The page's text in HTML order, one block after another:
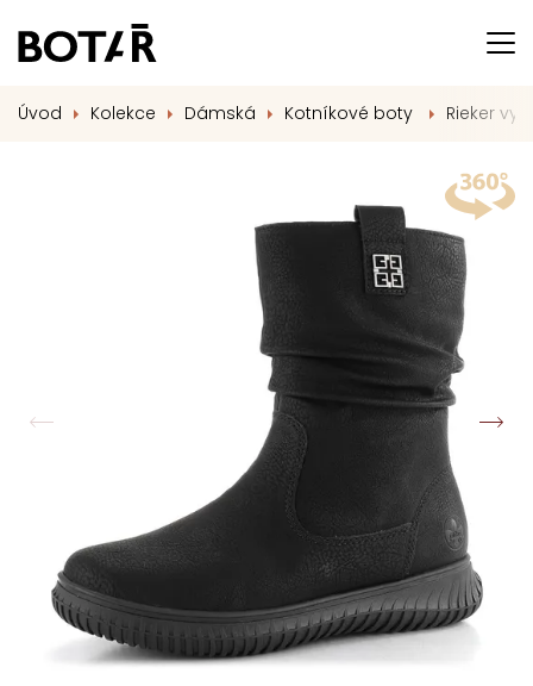
Úvod Kolekce Dámská Kotníkové boty Rieker